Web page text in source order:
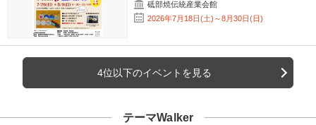
砥部焼伝統産業会館
2026年7月18日(土)～8月30日(日)
4位以下のイベントを見る
テーマWalker